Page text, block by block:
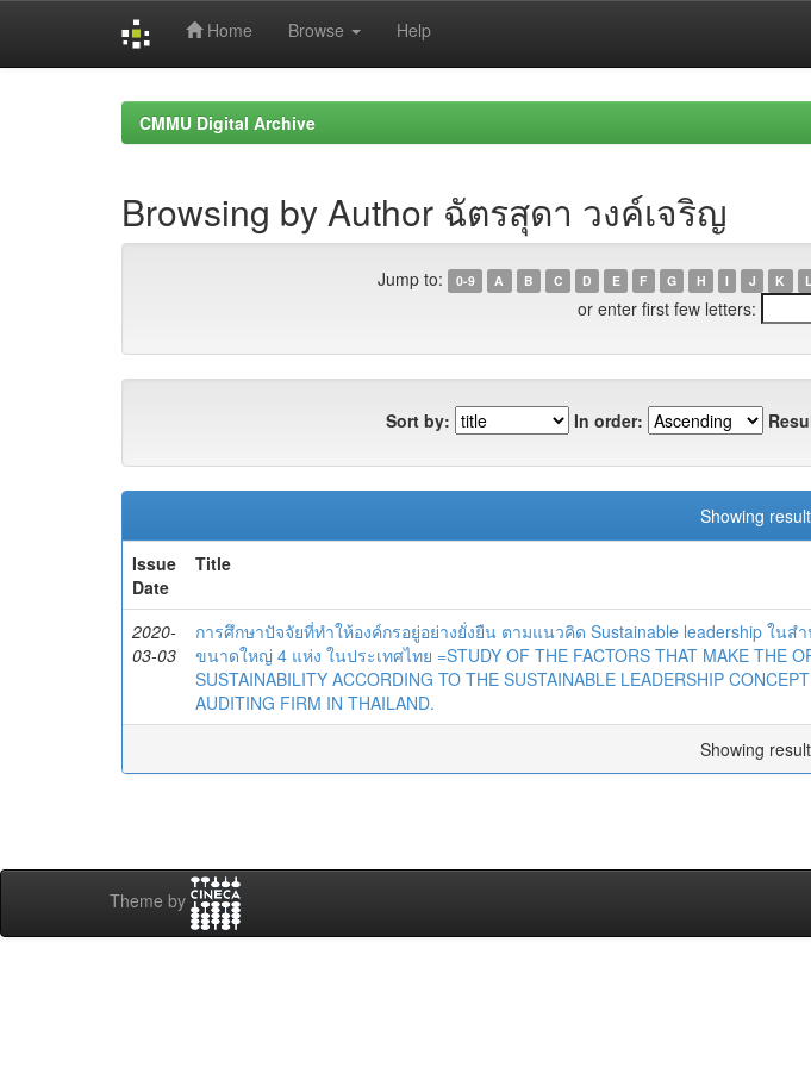
Home Browse Help
CMMU Digital Archive
Browsing by Author ฉัตรสุดา วงค์เจริญ
Jump to: 0-9 A B C D E F G H I J K L
or enter first few letters:
Sort by: In order:
Showing
Issue
Date
Title
2020-
03-03
การศึกษาปัจจัยที่ทำให้องค์กรอยู่อย่างยั่งยืน ตามแนวคิด Sustainable leadership ใน
ขนาดใหญ่ 4 แห่ง ในประเทศไทย =STUDY OF THE FACTORS THAT MAKE THE
SUSTAINABILITY ACCORDING TO THE SUSTAINABLE LEADERSHIP
AUDITING FIRM IN THAILAND.
Showing
Theme by